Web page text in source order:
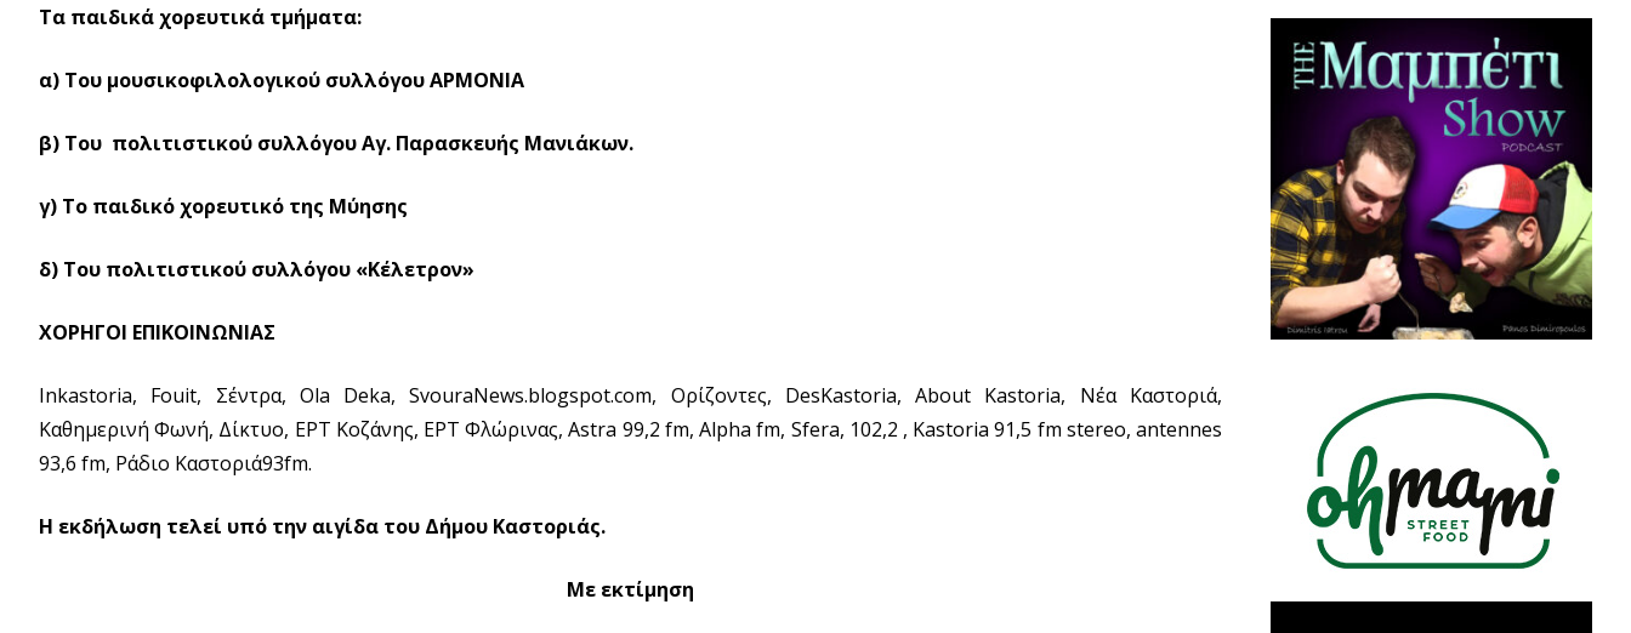
Τα παιδικά χορευτικά τμήματα:
α) Του μουσικοφιλολογικού συλλόγου ΑΡΜΟΝΙΑ
β) Του πολιτιστικού συλλόγου Αγ. Παρασκευής Μανιάκων.
γ) Το παιδικό χορευτικό της Μύησης
δ) Του πολιτιστικού συλλόγου «Κέλετρον»
ΧΟΡΗΓΟΙ ΕΠΙΚΟΙΝΩΝΙΑΣ
Inkastoria, Fouit, Σέντρα, Ola Deka, SvouraNews.blogspot.com, Ορίζοντες, DesKastoria, About Kastoria, Νέα Καστοριά,
Καθημερινή Φωνή, Δίκτυο, EΡΤ Κοζάνης, EΡΤ Φλώρινας, Astra 99,2 fm, Αlpha fm, Sfera, 102,2 , Kastoria 91,5 fm stereo, antennes
93,6 fm, Ράδιο Καστοριά93fm.
Η εκδήλωση τελεί υπό την αιγίδα του Δήμου Καστοριάς.
Με εκτίμηση